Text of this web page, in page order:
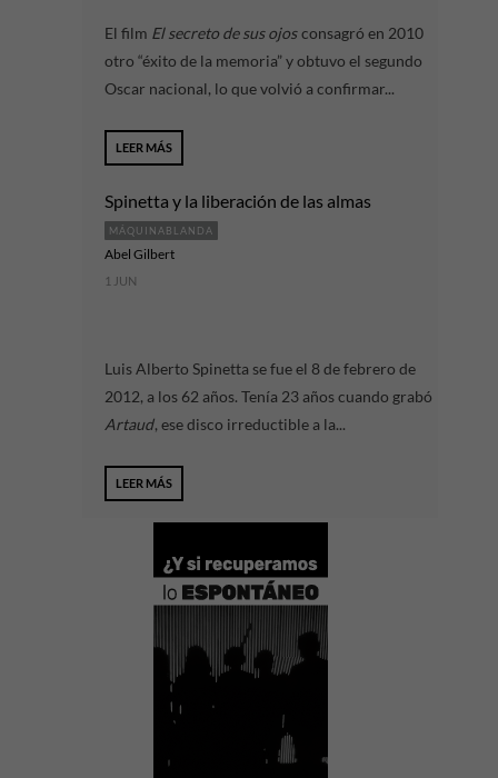
El film El secreto de sus ojosconsagró en 2010
otro “éxito de la memoria” y obtuvo el segundo
Oscar nacional, lo que volvió a confirmar...
LEER MÁS
Spinetta y la liberación de las almas
MÁQUINABLANDA
Abel Gilbert
1 JUN
Luis Alberto Spinetta se fue el 8 de febrero de
2012, a los 62 años. Tenía 23 años cuando grabó
Artaud, ese disco irreductible a la...
LEER MÁS